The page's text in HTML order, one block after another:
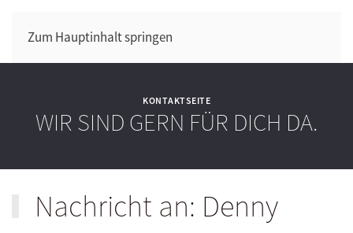
Zum Hauptinhalt springen
KONTAKTSEITE
WIR SIND GERN FÜR DICH DA.
Nachricht an: Denny